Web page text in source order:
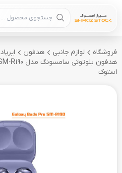
جستجوی محصول
فروشگاه لوازم جانبی هدفون
ایرپاد
استوک